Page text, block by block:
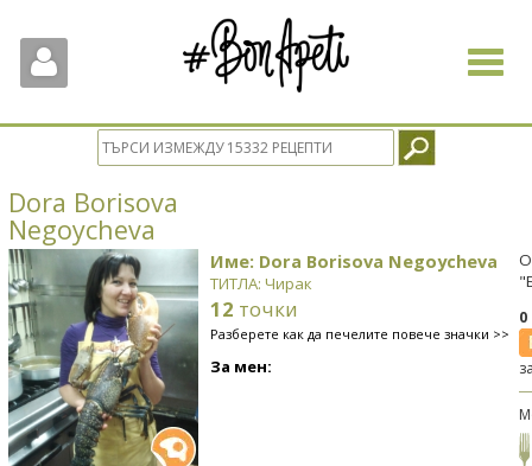
Toggle
Dora Borisova
Negoycheva
Име: Dora Borisova Negoycheva
ТИТЛА: Чирак
12 точки
Разберете как да печелите повече значки >>
За мен: